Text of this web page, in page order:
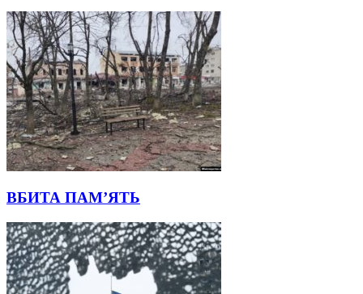
ВБИТА ПАМ’ЯТЬ